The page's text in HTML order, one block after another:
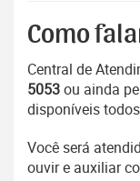
Como
Central de
5053ou ainda
disponíveis
Você será
ouvir e auxiliar